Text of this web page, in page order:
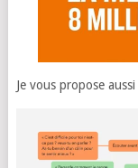
Je vous propose aussi